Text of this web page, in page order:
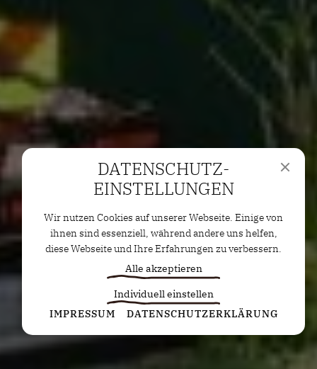
DATENSCHUTZ­
EINSTELLUNGEN
Wir nutzen Cookies auf unserer Webseite. Einige von
ihnen sind essenziell, während andere uns helfen,
diese Webseite und Ihre Erfahrungen zu verbessern.
Alle akzeptieren
Individuell einstellen
Statistiken
Diese Cookies erfassen anonyme Statistiken. Diese
Informationen helfen uns zu verstehen, wie wir
unsere Website noch weiter optimieren können.
IMPRESSUM DATENSCHUTZERKLÄRUNG